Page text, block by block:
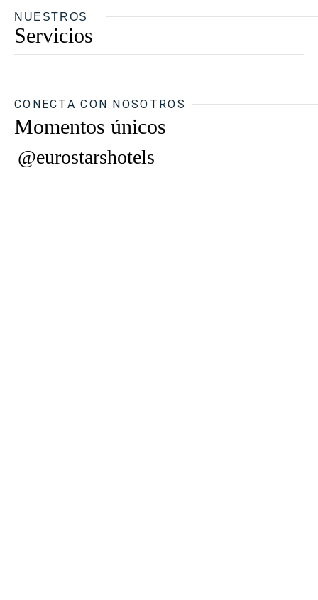
NUESTROS
Servicios
CONECTA CON NOSOTROS
Momentos únicos
@eurostarshotels